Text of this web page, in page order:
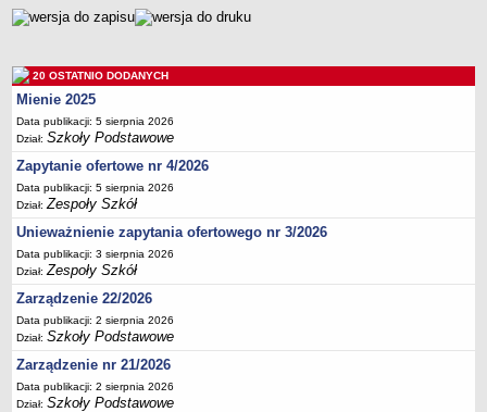
Zespół Poradni
Statut
Majątek
Godziny dyżurów
Ogłoszenia
Zarządzenia
Rejestry, ewidencje, archiwa
Kontrole
PONOWNE WYKORZYSTYWANIE
Sprawozdania
Deklaracja dostępności
DEKLARACJA DOSTĘPNOŚCI
OŚWIADCZENIA MAJĄTKOWE
20 OSTATNIO DODANYCH
Mienie 2025
Data publikacji: 5 sierpnia 2026
Dział:Szkoły Podstawowe
Zapytanie ofertowe nr 4/2026
Data publikacji: 5 sierpnia 2026
Dział:Zespoły Szkół
Unieważnienie zapytania ofertowego nr 3/2026
Data publikacji: 3 sierpnia 2026
Dział:Zespoły Szkół
Zarządzenie 22/2026
Data publikacji: 2 sierpnia 2026
Dział:Szkoły Podstawowe
Zarządzenie nr 21/2026
Data publikacji: 2 sierpnia 2026
Dział:Szkoły Podstawowe